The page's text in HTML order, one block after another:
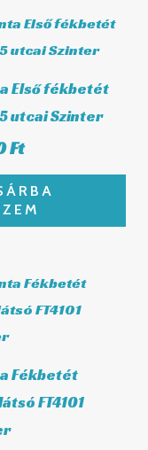
Első fékbetét
utcai Szinter
Ft
Fékbetét
FT4101